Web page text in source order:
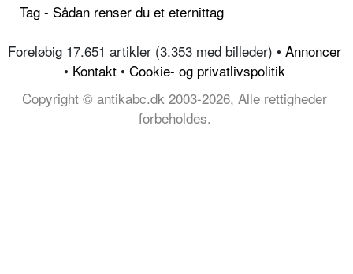
Tag - Sådan renser du et eternittag
Foreløbig 17.651 artikler (3.353 med billeder) • Annoncer
• Kontakt • Cookie- og privatlivspolitik
Copyright © antikabc.dk 2003-2026, Alle rettigheder
forbeholdes.